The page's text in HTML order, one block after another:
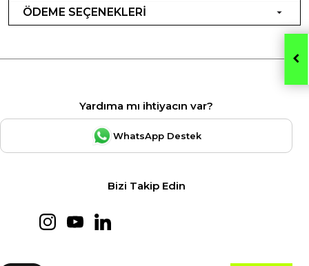
ÖDEME SEÇENEKLERİ
Yardıma mı ihtiyacın var?
WhatsApp Destek
Bizi Takip Edin